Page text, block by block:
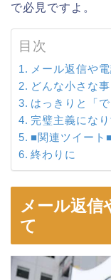
で必見ですよ。
目次
メール返信や
どんな小さな
はっきりと「
完璧主義にな
■関連ツイート
終わりに
メール返信
て